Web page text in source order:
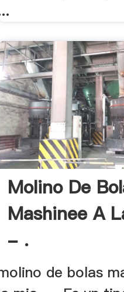
Molino De
Mashinee A
- .
de bolas